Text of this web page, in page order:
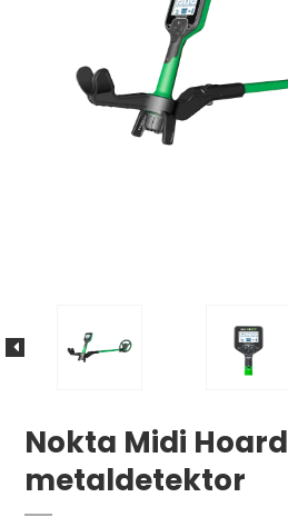
Nokta Midi Hoard
metaldetektor